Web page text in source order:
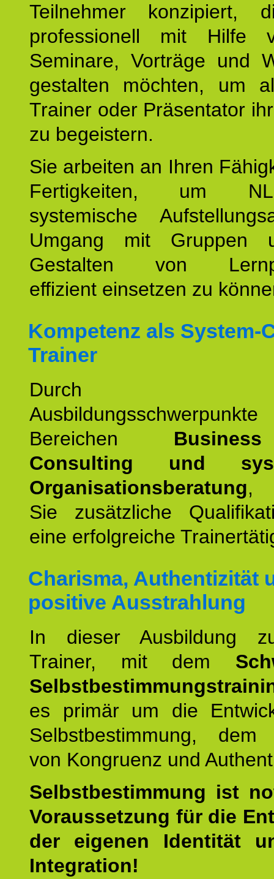
Teilnehmer konzipiert,
professionell mit Hilfe
Seminare, Vorträge und
gestalten möchten, um
Trainer oder Präsentator
zu begeistern.
Sie arbeiten an Ihren
Fertigkeiten, um
systemische
Umgang mit Gruppen
Gestalten von
effizient einsetzen zu
Kompetenz als System-
Trainer
Durch
Bereichen
Consulting und
Organisationsberatung,
Sie zusätzliche
eine erfolgreiche
Charisma, Authentizität
positive Ausstrahlung
In dieser Ausbildung
Trainer, mit dem
es primär um die
Selbstbestimmung, dem
von Kongruenz und
Selbstbestimmung ist
Voraussetzung für die
der eigenen Identität
Integration!